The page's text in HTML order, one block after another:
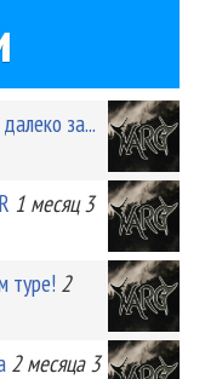
за...
1 месяц 3
туре! 2
2 месяца 3